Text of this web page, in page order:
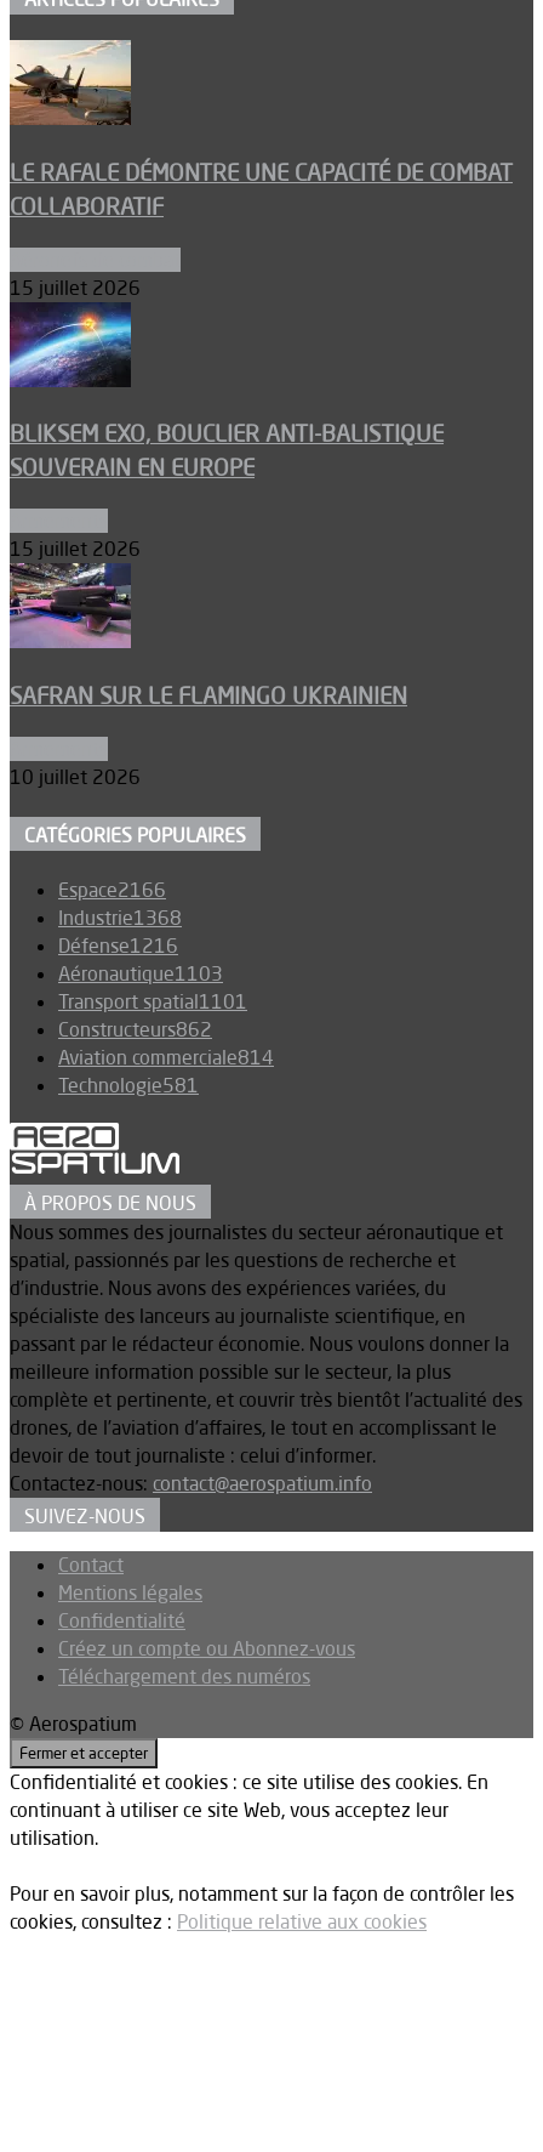
LE RAFALE DÉMONTRE UNE CAPACITÉ DE COMBAT
COLLABORATIF
15 juillet 2026
BLIKSEM EXO, BOUCLIER ANTI-BALISTIQUE
SOUVERAIN EN EUROPE
15 juillet 2026
SAFRAN SUR LE FLAMINGO UKRAINIEN
10 juillet 2026
CATÉGORIES POPULAIRES
Espace2166
Industrie1368
Défense1216
Aéronautique1103
Transport spatial1101
Constructeurs862
Aviation commerciale814
Technologie581
À PROPOS DE NOUS
Nous sommes des journalistes du secteur aéronautique et
spatial, passionnés par les questions de recherche et
d’industrie. Nous avons des expériences variées, du
spécialiste des lanceurs au journaliste scientifique, en
passant par le rédacteur économie. Nous voulons donner la
meilleure information possible sur le secteur, la plus
complète et pertinente, et couvrir très bientôt l’actualité des
drones, de l’aviation d’affaires, le tout en accomplissant le
devoir de tout journaliste : celui d’informer.
Contactez-nous: contact@aerospatium.info
SUIVEZ-NOUS
Contact
Mentions légales
Confidentialité
Créez un compte ou Abonnez-vous
Téléchargement des numéros
© Aerospatium
Confidentialité et cookies : ce site utilise des cookies. En
continuant à utiliser ce site Web, vous acceptez leur
utilisation.
Pour en savoir plus, notamment sur la façon de contrôler les
cookies, consultez : Politique relative aux cookies